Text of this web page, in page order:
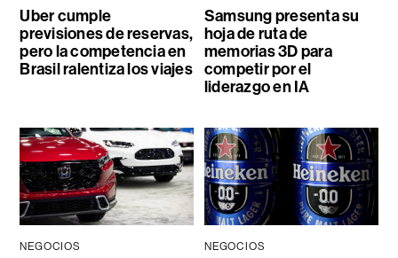
Uber cumple
previsiones de reservas,
pero la competencia en
Brasil ralentiza los viajes
Samsung presenta su
hoja de ruta de
memorias 3D para
competir por el
liderazgo en IA
NEGOCIOS NEGOCIOS